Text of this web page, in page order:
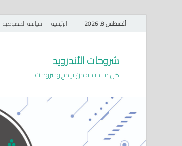
أغسطس 8, 2026 الرئيسية سياسة الخصوصية
شروحات الأندرويد
كل ما تحتاجه من برامج وشروحات